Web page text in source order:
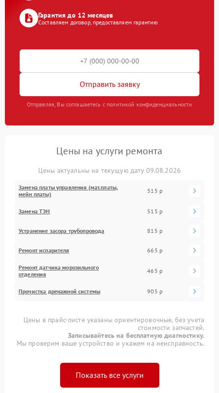
Гарантия до 12 месяцев
Составляем договор, предоставляем гарантию
Отправить заявку
Отправляя, Вы соглашаетесь с политикой конфиденциальности
Цены на услуги ремонта
Цены актуальны на текущую дату 09.08.2026
Замена платы управления (мат.платы,
мейн платы)
515 р
Замена ТЭН 515 р
Устранение засора трубопровода 815 р
Ремонт испарителя 665 р
Ремонт датчика морозильного
отделения
465 р
Прочистка дренажной системы 905 р
Цены в прайс-листе указаны ориентировочные, без учета
стоимости запчастей.
Записывайтесь на бесплатную диагностику.
Мы проверим ваше устройство и укажем на неисправность.
Показать все услуги